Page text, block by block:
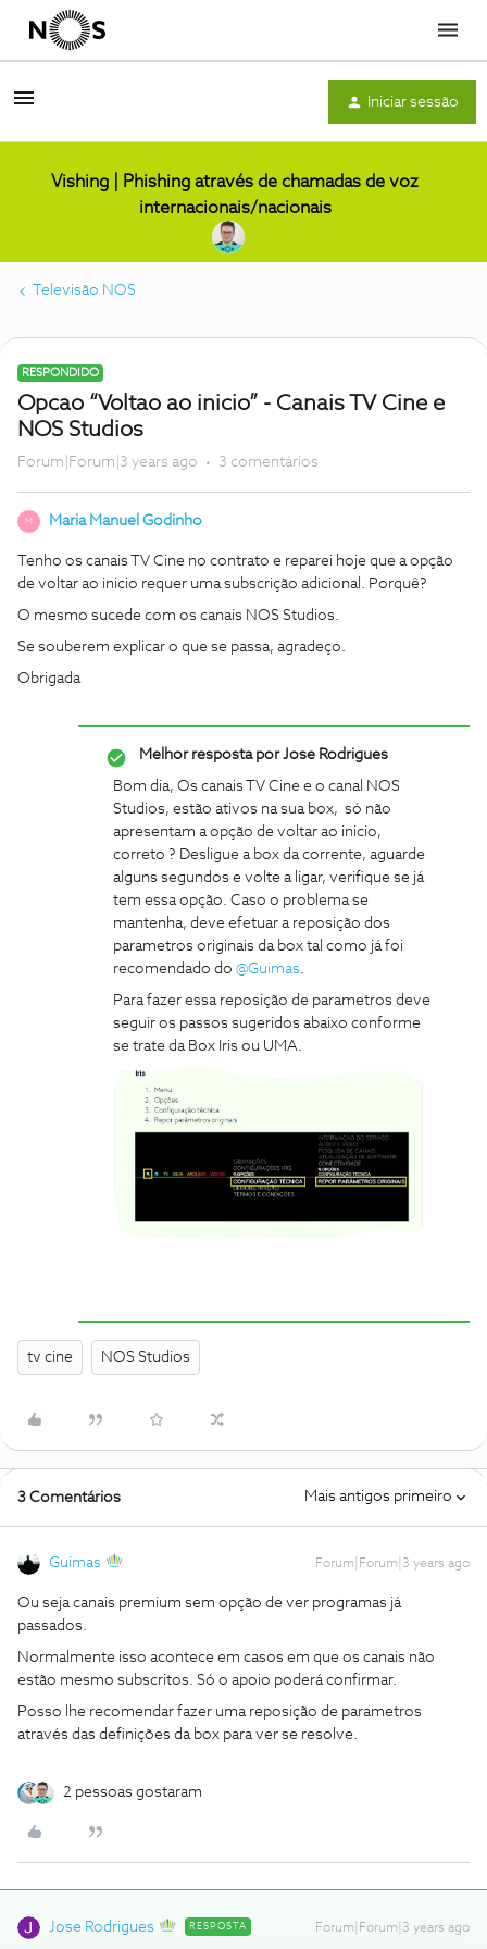
Menu
Iniciar sessão
Vishing | Phishing através de chamadas de voz
internacionais/nacionais
Televisão NOS
RESPONDIDO
Opcao “Voltao ao inicio” - Canais TV Cine e
NOS Studios
Forum|Forum|3 years ago 3 comentários
M Maria Manuel Godinho
Tenho os canais TV Cine no contrato e reparei hoje que a opção
de voltar ao inicio requer uma subscrição adicional. Porquê?
O mesmo sucede com os canais NOS Studios.
Se souberem explicar o que se passa, agradeço.
Obrigada
Melhor resposta porJose Rodrigues
Bom dia, Os canais TV Cine e o canal NOS
Studios, estão ativos na sua box, só não
apresentam a opção de voltar ao inicio,
correto ? Desligue a box da corrente, aguarde
alguns segundos e volte a ligar, verifique se já
tem essa opção. Caso o problema se
mantenha, deve efetuar a reposição dos
parametros originais da box tal como já foi
recomendado do @Guimas.
Para fazer essa reposição de parametros deve
seguir os passos sugeridos abaixo conforme
se trate da Box Iris ou UMA.
tv cine NOS Studios
3 Comentários Mais antigos primeiro
Guimas Forum|Forum|3 years ago
Ou seja canais premium sem opção de ver programas já
passados.
Normalmente isso acontece em casos em que os canais não
estão mesmo subscritos. Só o apoio poderá confirmar.
Posso lhe recomendar fazer uma reposição de parametros
através das definições da box para ver se resolve.
2 pessoas gostaram
Jose Rodrigues RESPOSTA Forum|Forum|3 years ago